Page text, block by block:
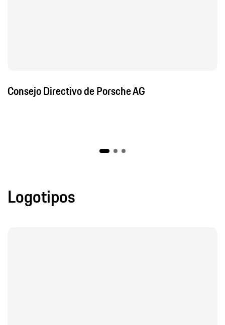
Consejo Directivo de Porsche AG
Logotipos